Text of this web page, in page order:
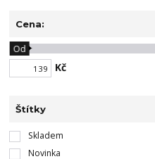
Cena:
Kč
Od
Štítky
Skladem
Novinka